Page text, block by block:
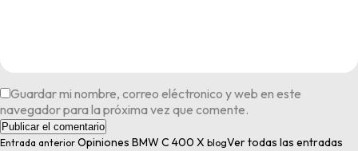
Guardar mi nombre, correo eléctronico y web en este
navegador para la próxima vez que comente.
Entrada anterior Opiniones BMW C 400 X blogVer todas las entradas